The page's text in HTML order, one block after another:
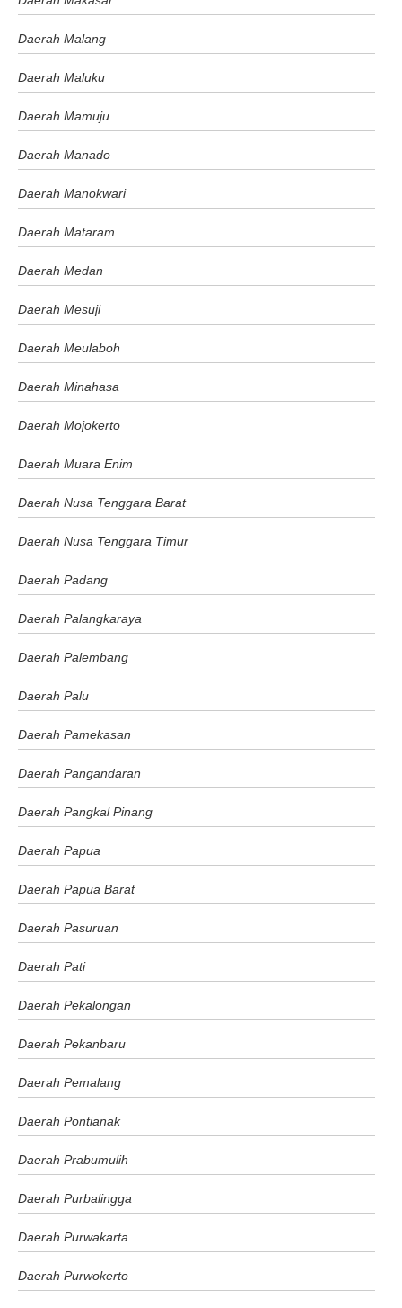
Daerah Malang
Daerah Maluku
Daerah Mamuju
Daerah Manado
Daerah Manokwari
Daerah Mataram
Daerah Medan
Daerah Mesuji
Daerah Meulaboh
Daerah Minahasa
Daerah Mojokerto
Daerah Muara Enim
Daerah Nusa Tenggara Barat
Daerah Nusa Tenggara Timur
Daerah Padang
Daerah Palangkaraya
Daerah Palembang
Daerah Palu
Daerah Pamekasan
Daerah Pangandaran
Daerah Pangkal Pinang
Daerah Papua
Daerah Papua Barat
Daerah Pasuruan
Daerah Pati
Daerah Pekalongan
Daerah Pekanbaru
Daerah Pemalang
Daerah Pontianak
Daerah Prabumulih
Daerah Purbalingga
Daerah Purwakarta
Daerah Purwokerto